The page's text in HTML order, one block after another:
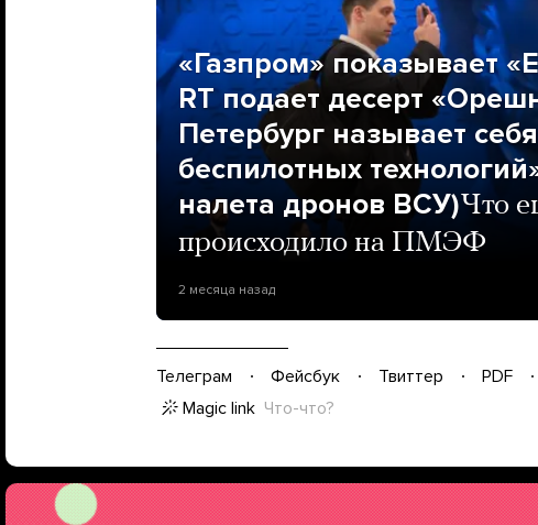
«Газпром» показывает
RT подает десерт
Петербург называет
беспилотных
налета дронов ВСУ)Что
происходило на ПМЭФ
2 месяца назад
Телеграм Фейсбук Твиттер PDF
Magic link Что-что?